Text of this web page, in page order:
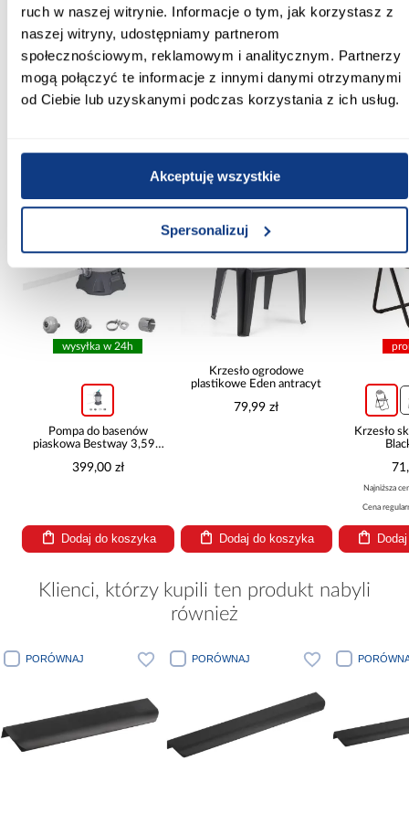
ruch w naszej witrynie. Informacje o tym, jak korzystasz z
naszej witryny, udostępniamy partnerom
społecznościowym, reklamowym i analitycznym. Partnerzy
mogą połączyć te informacje z innymi danymi otrzymanymi
od Ciebie lub uzyskanymi podczas korzystania z ich usług.
Akceptuję wszystkie
Spersonalizuj
Rozstaw otworów montażowych [mm]:
160
Inni Klienci sprawdzali również
PORÓWNAJ
wysyłka w 24h
Pompa do basenów
piaskowa Bestway 3,596
399,00 zł
Dodaj do koszyka
PORÓWNAJ
Krzesło ogrodowe
plastikowe Eden antracyt
79,99 zł
Dodaj do koszyka
Krzesło
Najniższa
Cena
Klienci, którzy kupili ten produkt nabyli
również
PORÓWNAJ PORÓWNAJ